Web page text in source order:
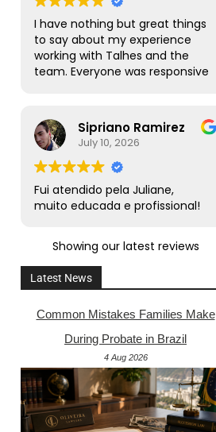
I have nothing but great things
to say about my experience
working with Talhes and the
team. Everyone was responsive
this team to friends, family,
and colleagues with citizenship
or naturalization needs.
Sipriano Ramirez
July 10, 2026
Fui atendido pela Juliane,
muito educada e profissional!
Showing our latest reviews
Latest News
Common Mistakes Families Make
During Probate in Brazil
4 Aug 2026